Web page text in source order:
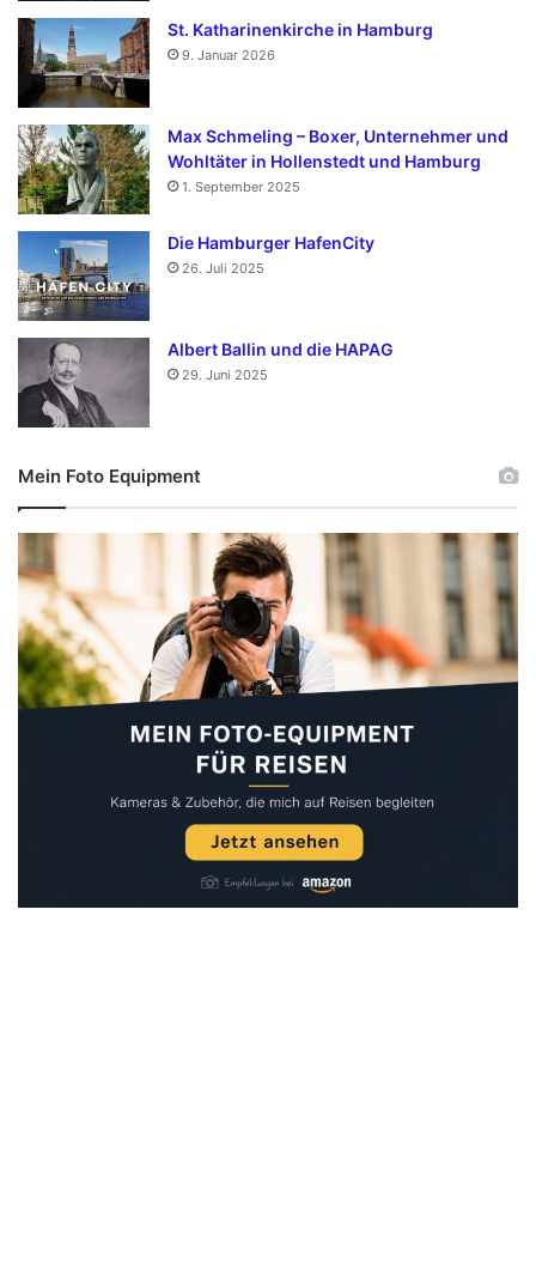
St. Katharinenkirche in Hamburg
9. Januar 2026
Max Schmeling – Boxer, Unternehmer und
Wohltäter in Hollenstedt und Hamburg
1. September 2025
Die Hamburger HafenCity
26. Juli 2025
Albert Ballin und die HAPAG
29. Juni 2025
Mein Foto Equipment